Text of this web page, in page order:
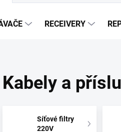
RECEIVERY
Kabely a
Síťové filtry
220V